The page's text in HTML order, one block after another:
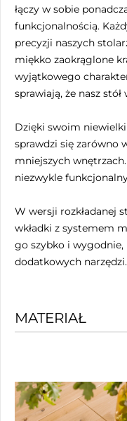
łączy w sobie
funkcjonalnością.
precyzji naszych
miękko zaokrąglone
wyjątkowego
sprawiają, że nasz
Dzięki swoim
sprawdzi się zarówno
mniejszych
niezwykle
W wersji rozkładanej
wkładki z systemem
go szybko i wygodnie,
dodatkowych narzędzi.
MATERIAŁ